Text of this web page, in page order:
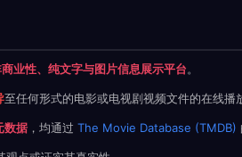
业性、纯文字与图片信息展示平台。
至任何形式的电影或电视剧视频文件的在线播
数据 ，均通过 The Movie Database (TMDB)